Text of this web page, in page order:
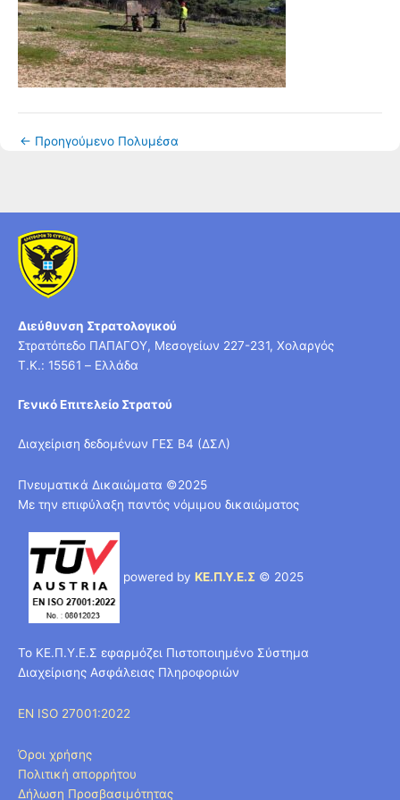
← Προηγούμενο Πολυμέσα
Διεύθυνση Στρατολογικού
Στρατόπεδο ΠΑΠΑΓΟΥ, Μεσογείων 227-231, Χολαργός
T.K.: 15561 – Ελλάδα
Γενικό Επιτελείο Στρατού
Διαχείριση δεδομένων ΓΕΣ Β4 (ΔΣΛ)
Πνευματικά Δικαιώματα ©2025
Με την επιφύλαξη παντός νόμιμου δικαιώματος
powered by ΚΕ.Π.Υ.Ε.Σ © 2025
Το ΚΕ.Π.Υ.Ε.Σ εφαρμόζει Πιστοποιημένο Σύστημα
Διαχείρισης Ασφάλειας Πληροφοριών
EN ISO 27001:2022
Όροι χρήσης
Πολιτική απορρήτου
Δήλωση Προσβασιμότητας